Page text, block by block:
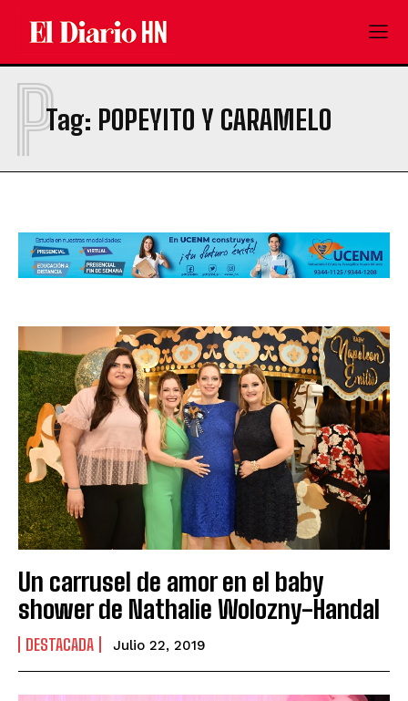
Tag: POPEYITO Y CARAMELO
P
Un carrusel de amor en el baby
shower de Nathalie Wolozny-Handal
DESTACADA Julio 22, 2019